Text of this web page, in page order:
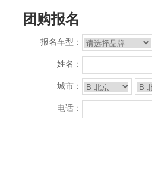
团购报名
报名车型：
姓名：
城市：
电话：